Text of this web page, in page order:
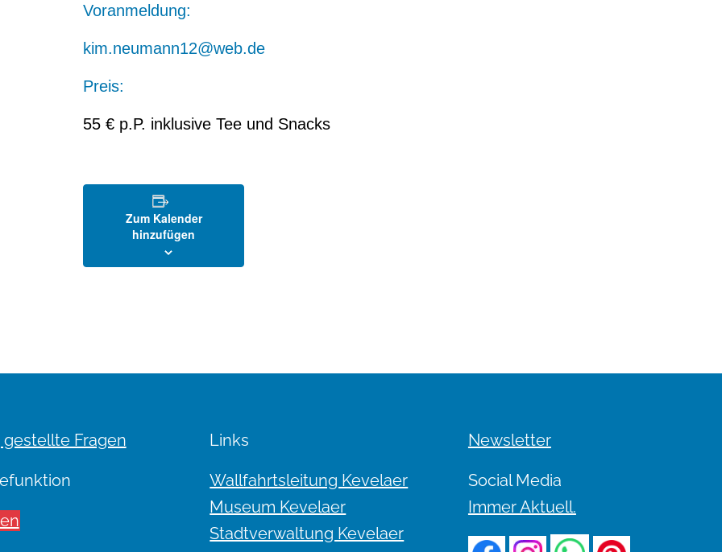
Voranmeldung:
kim.neumann12@web.de
Preis:
55 € p.P. inklusive Tee und Snacks
Zum Kalender
hinzufügen
gestellte Fragen Links
Wallfahrtsleitung Kevelaer
Museum Kevelaer
Stadtverwaltung Kevelaer
Newsletter
Social Media
Immer Aktuell.